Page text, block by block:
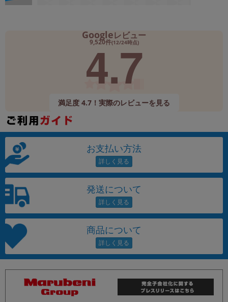
Googleレビュー
9,520件(12/24時点)
4.7
満足度 4.7！実際のレビューを見る
お支払い方法
発送について
商品について